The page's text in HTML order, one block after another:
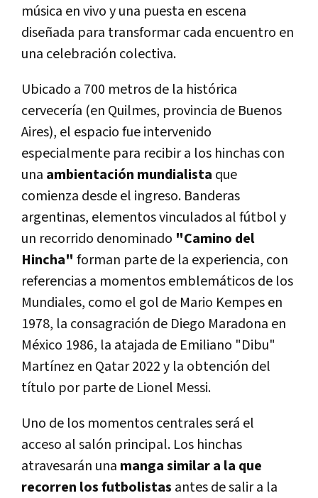
música en vivo y una puesta en escena
diseñada para transformar cada encuentro en
una celebración colectiva.
Ubicado a 700 metros de la histórica
cervecería (en Quilmes, provincia de Buenos
Aires), el espacio fue intervenido
especialmente para recibir a los hinchas con
una ambientación mundialista que
comienza desde el ingreso. Banderas
argentinas, elementos vinculados al fútbol y
un recorrido denominado "Camino del
Hincha" forman parte de la experiencia, con
referencias a momentos emblemáticos de los
Mundiales, como el gol de Mario Kempes en
1978, la consagración de Diego Maradona en
México 1986, la atajada de Emiliano "Dibu"
Martínez en Qatar 2022 y la obtención del
título por parte de Lionel Messi.
Uno de los momentos centrales será el
acceso al salón principal. Los hinchas
atravesarán una manga similar a la que
recorren los futbolistas antes de salir a la